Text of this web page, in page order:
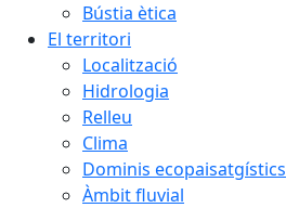
Bústia ètica
El territori
Localització
Hidrologia
Relleu
Clima
Dominis ecopaisatgístics
Àmbit fluvial